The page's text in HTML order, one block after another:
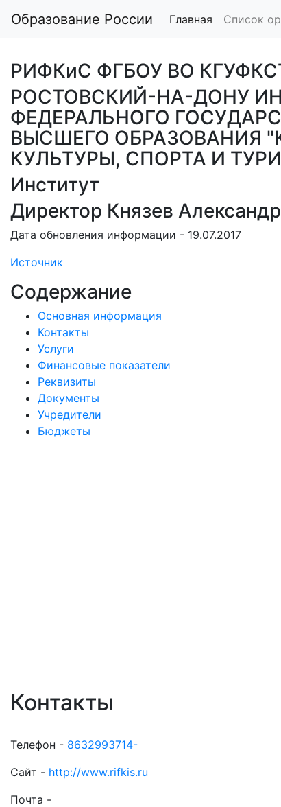
Образование России Главная Список
РИФКиС ФГБОУ ВО
РОСТОВСКИЙ-НА-ДОНУ
ФЕДЕРАЛЬНОГО
ВЫСШЕГО ОБРАЗОВАНИЯ
КУЛЬТУРЫ, СПОРТА И
Институт
Директор Князев
Дата обновления информации - 19.07.2017
Источник
Содержание
Основная информация
Контакты
Услуги
Финансовые показатели
Реквизиты
Документы
Учредители
Бюджеты
Контакты
Телефон - 8632993714-
Сайт - http://www.rifkis.ru
Почта -